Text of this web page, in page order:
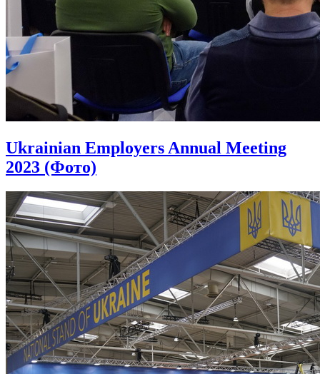
Ukrainian Employers Annual Meeting
2023 (Фото)